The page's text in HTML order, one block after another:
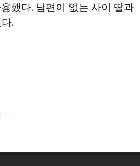
했다. 남편이 없는 사이 딸과
.